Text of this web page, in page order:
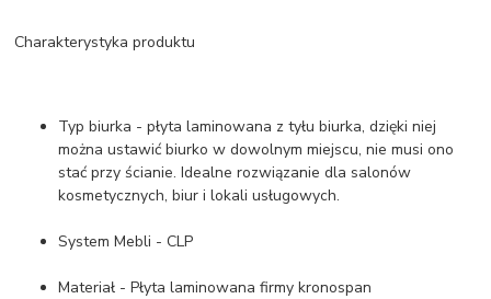
Charakterystyka produktu
Typ biurka - płyta laminowana z tyłu biurka, dzięki niej
można ustawić biurko w dowolnym miejscu, nie musi ono
stać przy ścianie. Idealne rozwiązanie dla salonów
kosmetycznych, biur i lokali usługowych.
System Mebli - CLP
Materiał - Płyta laminowana firmy kronospan